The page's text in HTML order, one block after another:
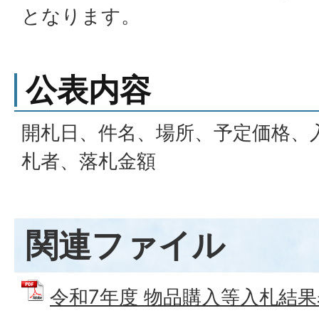
となります。
公表内容
開札日、件名、場所、予定価格、
札者、落札金額
関連ファイル
令和7年度 物品購入等入札結